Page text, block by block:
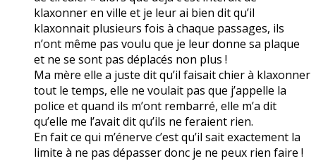
klaxonner en ville et je leur ai bien dit qu’il
klaxonnait plusieurs fois à chaque passages, ils
n’ont même pas voulu que je leur donne sa plaque
et ne se sont pas déplacés non plus !
Ma mère elle a juste dit qu’il faisait chier à klaxonner
tout le temps, elle ne voulait pas que j’appelle la
police et quand ils m’ont rembarré, elle m’a dit
qu’elle me l’avait dit qu’ils ne feraient rien.
En fait ce qui m’énerve c’est qu’il sait exactement la
limite à ne pas dépasser donc je ne peux rien faire !